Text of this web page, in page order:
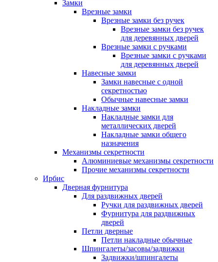
Замки
Врезные замки
Врезные замки без ручек
Врезные замки без ручек
для деревянных дверей
Врезные замки с ручками
Врезные замки с ручками
для деревянных дверей
Навесные замки
Замки навесные с одной
секретностью
Обычные навесные замки
Накладные замки
Накладные замки для
металлических дверей
Накладные замки общего
назначения
Механизмы секретности
Алюминиевые механизмы секретности
Прочие механизмы секретности
Ирбис
Дверная фурнитура
Для раздвижных дверей
Ручки для раздвижных дверей
Фурнитура для раздвижных
дверей
Петли дверные
Петли накладные обычные
Шпингалеты/засовы/задвижки
Задвижки/шпингалеты